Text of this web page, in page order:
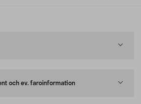
och ev. faroinformation